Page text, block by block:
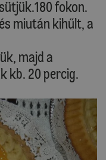
fokon.
miután kihűlt, a
majd a
kb. 20 percig.